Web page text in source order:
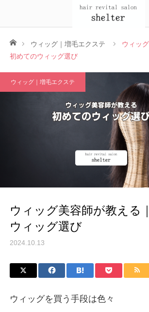
ホームウィッグ｜増毛エクステ
ウィッ
初めてのウィッグ選び
ウィッグ｜増毛エクステ
ウィッグ美容師が教える
ウィッグ選び
2024.10.13
ウィッグを買う手段は色々